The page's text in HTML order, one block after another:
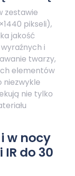
zestawie
pikseli),
jakość
i
twarzy,
elementów
niezwykle
nie tylko
w nocy
do 30